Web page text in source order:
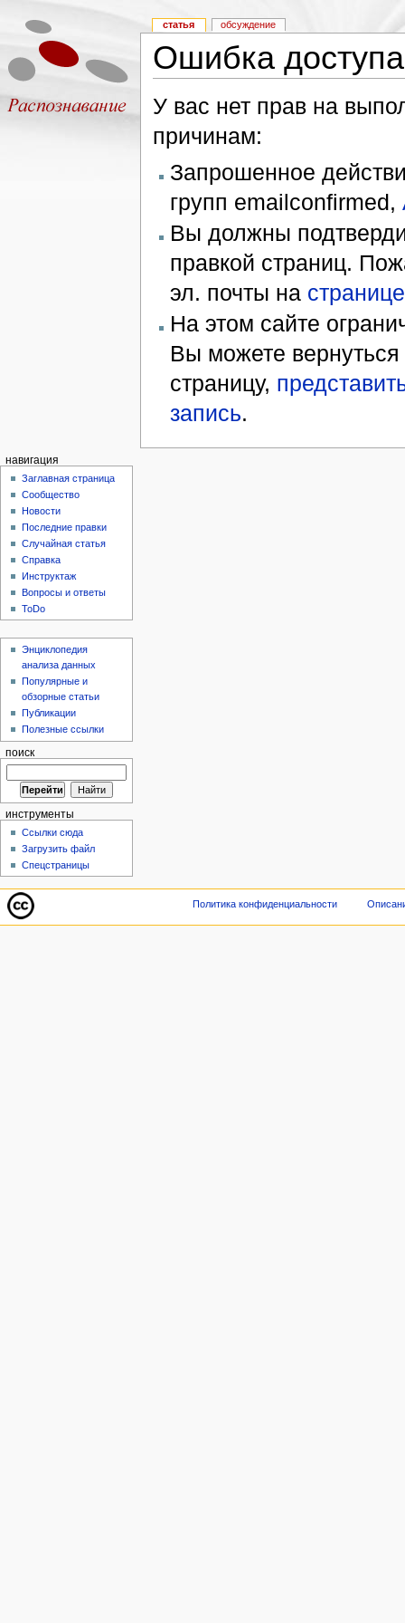
Ошибка доступа
У вас нет прав на
причинам:
Запрошенное
групп emailconfirmed,
Вы должны
правкой страниц.
эл. почты на
На этом сайте
Вы можете
страницу,
запись.
статья обсуждение
навигация
Заглавная страница
Сообщество
Новости
Последние правки
Случайная статья
Справка
Инструктаж
Вопросы и ответы
ToDo
Энциклопедия
анализа данных
Популярные и
обзорные статьи
Публикации
Полезные ссылки
поиск
инструменты
Ссылки сюда
Загрузить файл
Спецстраницы
Политика конфиденциальности